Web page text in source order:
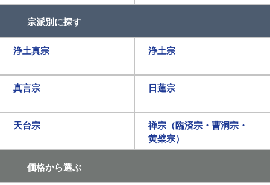
宗派別に探す
浄土真宗 浄土宗
真言宗 日蓮宗
天台宗
禅宗（臨済宗・曹洞宗・
黄檗宗）
価格から選ぶ